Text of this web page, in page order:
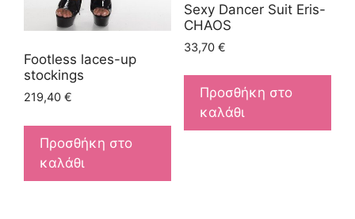
Footless laces-up
stockings
219,40 €
Προσθήκη στο
καλάθι
Sexy Dancer Suit Eris-
CHAOS
33,70 €
Προσθήκη στο
καλάθι